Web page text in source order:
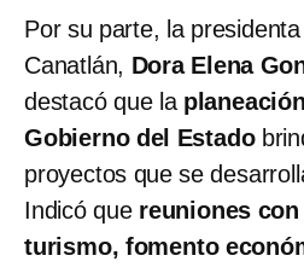
Por su parte, la
Canatlán, Dora Elena
destacó que la
Gobierno del Estado
proyectos que se
Indicó que reuniones
turismo, fomento